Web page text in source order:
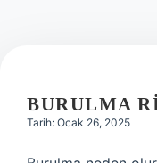
BURULMA
Tarih: Ocak 26, 2025